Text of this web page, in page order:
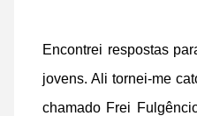
Encontrei respostas
jovens. Ali tornei-me
chamado Frei